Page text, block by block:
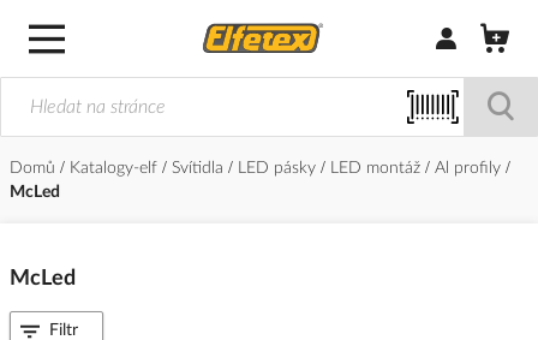
Přihlásit/
Domů Katalogy-elf Svítidla LED pásky LED montáž
Al profily
McLed
McLed
Filtr